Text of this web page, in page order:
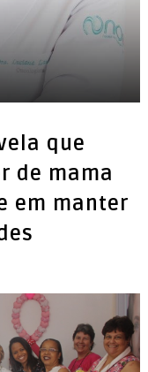
que
de mama
em manter